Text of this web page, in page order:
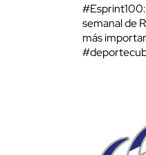
semanal de
más